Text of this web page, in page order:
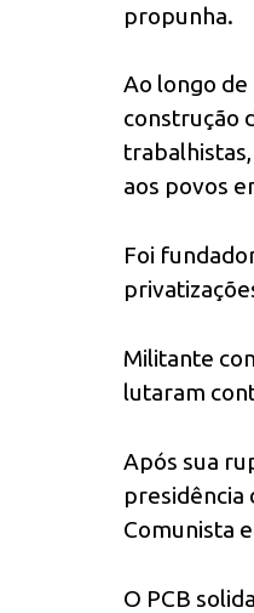
propunha.
Ao longo de
construção
aos povos
Foi
Militante
lutaram
Após sua
presidência
Comunista
O PCB